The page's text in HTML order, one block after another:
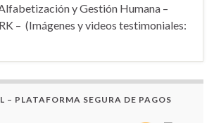
y Gestión Humana –
– (Imágenes y videos testimoniales:
– PLATAFORMA SEGURA DE PAGOS